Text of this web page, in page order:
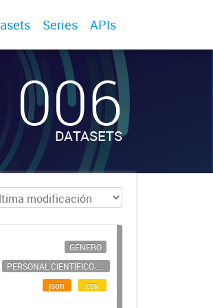
Series APIs
006
DATASETS
GÉNERO
PERSONAL CIENTÍFICO-TECNOLÓGICO
json
csv